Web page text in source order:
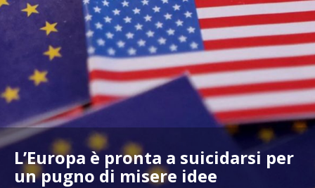
L’Europa è pronta a suicidarsi per
un pugno di misere idee